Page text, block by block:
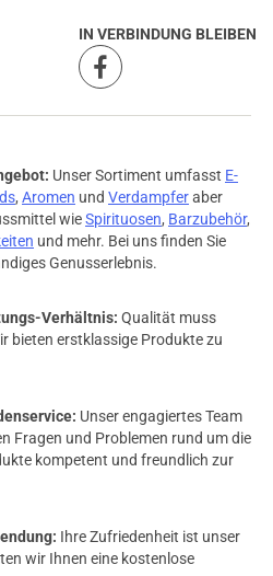
IN VERBINDUNG BLEIBEN
Unser Sortiment umfasst E-
, Aromen und Verdampferaber
wieSpirituosen, Barzubehör,
und mehr. Bei uns finden Sie
Genusserlebnis.
Verhältnis: Qualität muss
bieten erstklassige Produkte zu
Unser engagiertes Team
Fragen und Problemen rund um die
kompetent und freundlich zur
Ihre Zufriedenheit ist unser
wir Ihnen eine kostenlose